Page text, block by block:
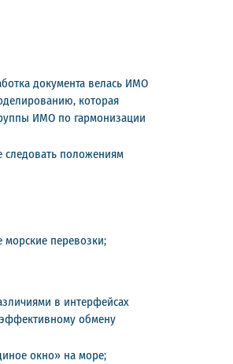
документа велась ИМО
которая
ИМО по гармонизации
следовать положениям
перевозки;
в интерфейсах
эффективному обмену
окно» на море;